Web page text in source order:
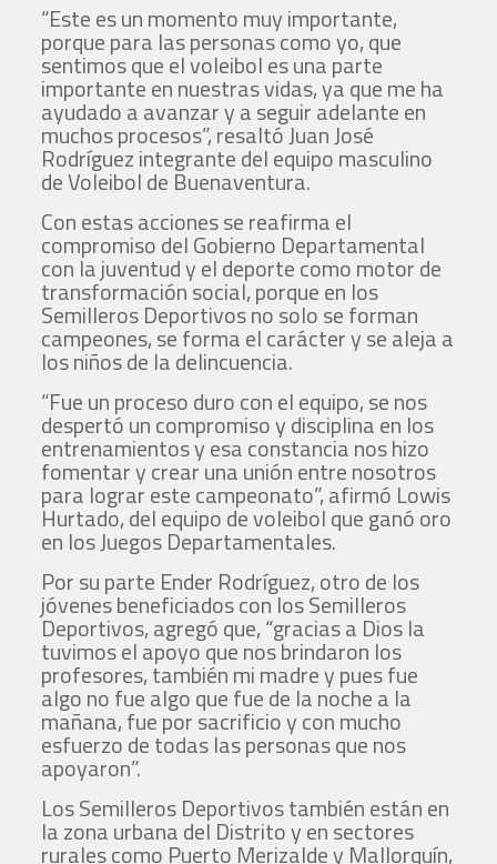
“Este es un momento muy importante,
porque para las personas como yo, que
sentimos que el voleibol es una parte
importante en nuestras vidas, ya que me ha
ayudado a avanzar y a seguir adelante en
muchos procesos”, resaltó Juan José
Rodríguez integrante del equipo masculino
de Voleibol de Buenaventura.
Con estas acciones se reafirma el
compromiso del Gobierno Departamental
con la juventud y el deporte como motor de
transformación social, porque en los
Semilleros Deportivos no solo se forman
campeones, se forma el carácter y se aleja a
los niños de la delincuencia.
“Fue un proceso duro con el equipo, se nos
despertó un compromiso y disciplina en los
entrenamientos y esa constancia nos hizo
fomentar y crear una unión entre nosotros
para lograr este campeonato”, afirmó Lowis
Hurtado, del equipo de voleibol que ganó oro
en los Juegos Departamentales.
Por su parte Ender Rodríguez, otro de los
jóvenes beneficiados con los Semilleros
Deportivos, agregó que, “gracias a Dios la
tuvimos el apoyo que nos brindaron los
profesores, también mi madre y pues fue
algo no fue algo que fue de la noche a la
mañana, fue por sacrificio y con mucho
esfuerzo de todas las personas que nos
apoyaron”.
Los Semilleros Deportivos también están en
la zona urbana del Distrito y en sectores
rurales como Puerto Merizalde y Mallorquín,